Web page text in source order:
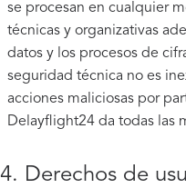
se procesan en cualquier
técnicas y organizativas
datos y los procesos de
seguridad técnica no es
acciones maliciosas por
Delayflight24 da todas las
4. Derechos de